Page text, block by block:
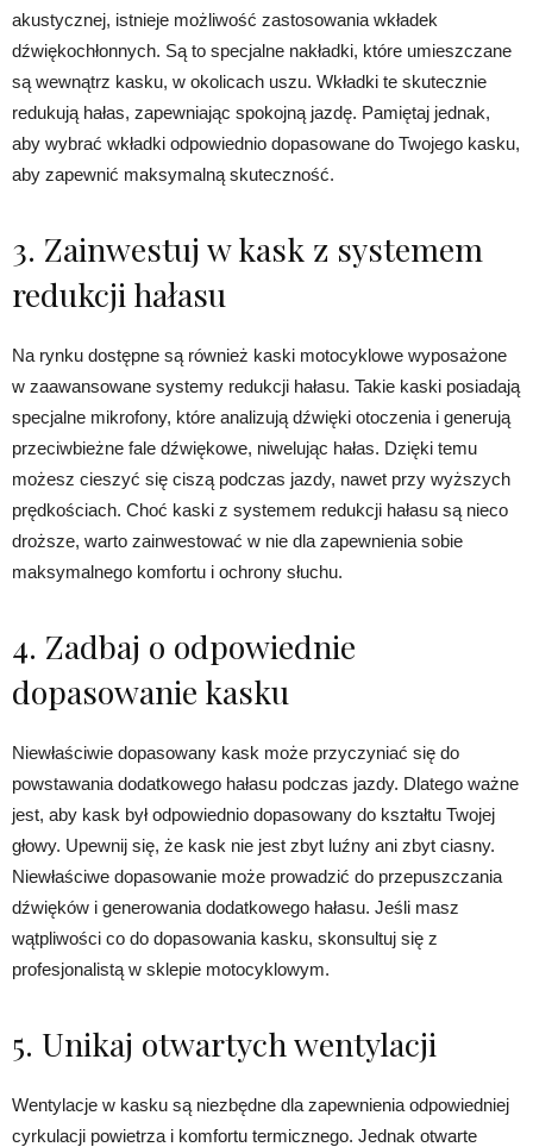
akustycznej, istnieje możliwość zastosowania wkładek
dźwiękochłonnych. Są to specjalne nakładki, które umieszczane
są wewnątrz kasku, w okolicach uszu. Wkładki te skutecznie
redukują hałas, zapewniając spokojną jazdę. Pamiętaj jednak,
aby wybrać wkładki odpowiednio dopasowane do Twojego kasku,
aby zapewnić maksymalną skuteczność.
3. Zainwestuj w kask z systemem
redukcji hałasu
Na rynku dostępne są również kaski motocyklowe wyposażone
w zaawansowane systemy redukcji hałasu. Takie kaski posiadają
specjalne mikrofony, które analizują dźwięki otoczenia i generują
przeciwbieżne fale dźwiękowe, niwelując hałas. Dzięki temu
możesz cieszyć się ciszą podczas jazdy, nawet przy wyższych
prędkościach. Choć kaski z systemem redukcji hałasu są nieco
droższe, warto zainwestować w nie dla zapewnienia sobie
maksymalnego komfortu i ochrony słuchu.
4. Zadbaj o odpowiednie
dopasowanie kasku
Niewłaściwie dopasowany kask może przyczyniać się do
powstawania dodatkowego hałasu podczas jazdy. Dlatego ważne
jest, aby kask był odpowiednio dopasowany do kształtu Twojej
głowy. Upewnij się, że kask nie jest zbyt luźny ani zbyt ciasny.
Niewłaściwe dopasowanie może prowadzić do przepuszczania
dźwięków i generowania dodatkowego hałasu. Jeśli masz
wątpliwości co do dopasowania kasku, skonsultuj się z
profesjonalistą w sklepie motocyklowym.
5. Unikaj otwartych wentylacji
Wentylacje w kasku są niezbędne dla zapewnienia odpowiedniej
cyrkulacji powietrza i komfortu termicznego. Jednak otwarte